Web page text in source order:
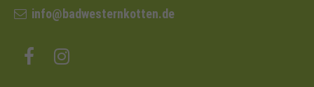
info@badwesternkotten.de